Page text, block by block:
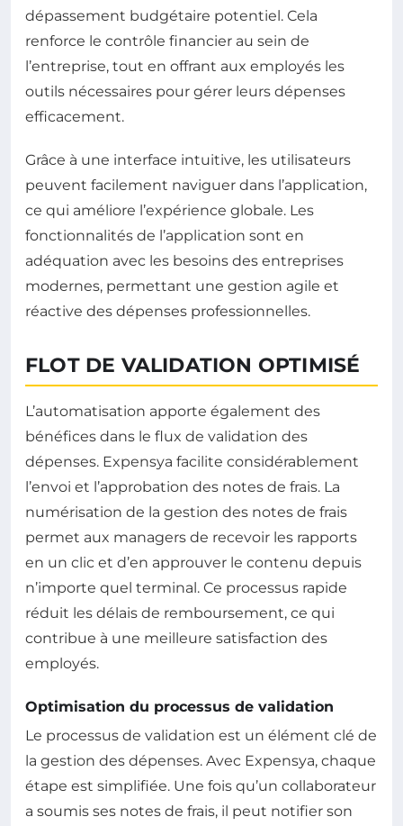
dépassement budgétaire potentiel. Cela
renforce le contrôle financier au sein de
l’entreprise, tout en offrant aux employés les
outils nécessaires pour gérer leurs dépenses
efficacement.
Grâce à une interface intuitive, les utilisateurs
peuvent facilement naviguer dans l’application,
ce qui améliore l’expérience globale. Les
fonctionnalités de l’application sont en
adéquation avec les besoins des entreprises
modernes, permettant une gestion agile et
réactive des dépenses professionnelles.
FLOT DE VALIDATION OPTIMISÉ
L’automatisation apporte également des
bénéfices dans le flux de validation des
dépenses. Expensya facilite considérablement
l’envoi et l’approbation des notes de frais. La
numérisation de la gestion des notes de frais
permet aux managers de recevoir les rapports
en un clic et d’en approuver le contenu depuis
n’importe quel terminal. Ce processus rapide
réduit les délais de remboursement, ce qui
contribue à une meilleure satisfaction des
employés.
Optimisation du processus de validation
Le processus de validation est un élément clé de
la gestion des dépenses. Avec Expensya, chaque
étape est simplifiée. Une fois qu’un collaborateur
a soumis ses notes de frais, il peut notifier son